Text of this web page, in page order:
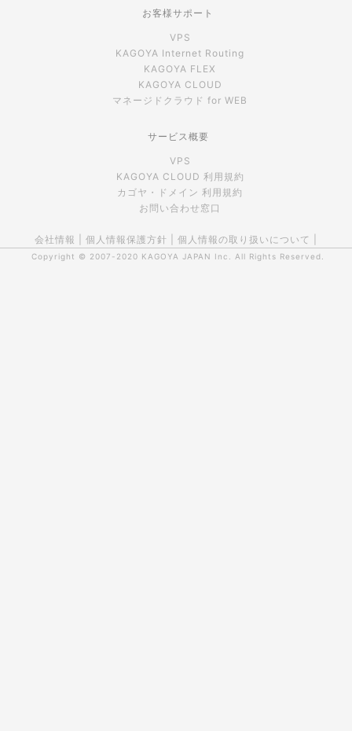
お客様サポート
VPS
KAGOYA Internet Routing
KAGOYA FLEX
KAGOYA CLOUD
マネージドクラウド for WEB
サービス概要
VPS
KAGOYA CLOUD 利用規約
カゴヤ・ドメイン 利用規約
お問い合わせ窓口
会社情報 個人情報保護方針 個人情報の取り扱いについて
Copyright © 2007-2020 KAGOYA JAPAN Inc. All Rights Reserved.